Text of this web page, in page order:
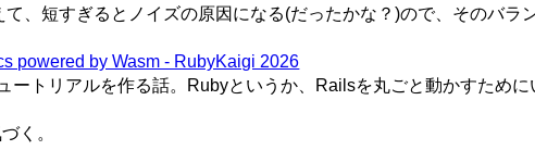
、短すぎるとノイズの原因になる(だったかな？)ので、そのバラ
powered by Wasm - RubyKaigi 2026
ートリアルを作る話。Rubyというか、Railsを丸ごと動かすために
く。